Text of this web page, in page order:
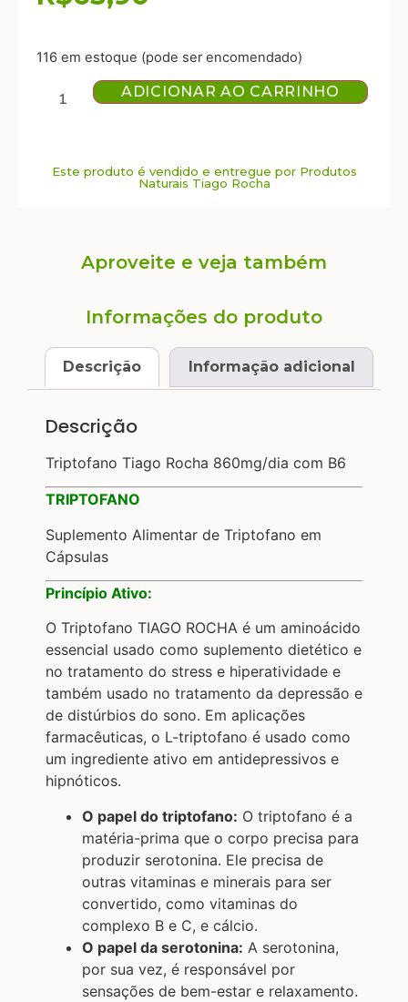
116 em estoque (pode ser encomendado)
ADICIONAR AO CARRINHO
Este produto é vendido e entregue por Produtos
Naturais Tiago Rocha
Aproveite e veja também
Informações do produto
Descrição Informação adicional
Descrição
Triptofano Tiago Rocha 860mg/dia com B6
TRIPTOFANO
Suplemento Alimentar de Triptofano em
Cápsulas
Princípio Ativo:
O Triptofano TIAGO ROCHA é um aminoácido
essencial usado como suplemento dietético e
no tratamento do stress e hiperatividade e
também usado no tratamento da depressão e
de distúrbios do sono. Em aplicações
farmacêuticas, o L-triptofano é usado como
um ingrediente ativo em antidepressivos e
hipnóticos.
O papel do triptofano: O triptofano é a
matéria-prima que o corpo precisa para
produzir serotonina. Ele precisa de
outras vitaminas e minerais para ser
convertido, como vitaminas do
complexo B e C, e cálcio.
O papel da serotonina: A serotonina,
por sua vez, é responsável por
sensações de bem-estar e relaxamento.